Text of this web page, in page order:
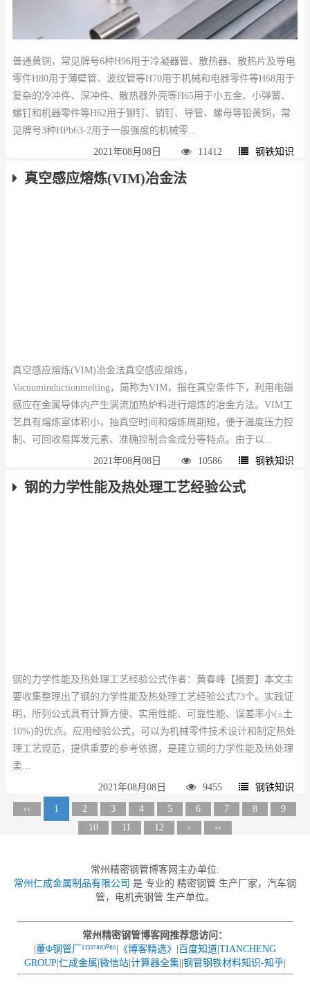
普通黄铜，常见牌号6种H96用于冷凝器管、散热器、散热片及导电
零件H80用于薄壁管、波纹管等H70用于机械和电器零件等H68用于
复杂的冷冲件、深冲件、散热器外壳等H65用于小五金、小弹簧、
螺钉和机器零件等H62用于铆钉、销钉、导管、螺母等铅黄铜，常
见牌号3种HPb63-2用于一般强度的机械零...
2021年08月08日 11412 钢铁知识
真空感应熔炼(VIM)冶金法
真空感应熔炼(VIM)冶金法真空感应熔炼，
Vacuuminductionmelting，简称为VIM，指在真空条件下，利用电磁
感应在金属导体内产生涡流加热炉料进行熔炼的冶金方法。VIM工
艺具有熔炼室体积小，抽真空时间和熔炼周期短，便于温度压力控
制、可回收易挥发元素、准确控制合金成分等特点。由于以...
2021年08月08日 10586 钢铁知识
钢的力学性能及热处理工艺经验公式
钢的力学性能及热处理工艺经验公式作者：黄春峰【摘要】本文主
要收集整理出了钢的力学性能及热处理工艺经验公式73个。实践证
明，所列公式具有计算方便、实用性能、可靠性能、误差率小(≤土
10%)的优点。应用经验公式，可以为机械零件技术设计和制定热处
理工艺规范，提供重要的参考依据，是建立钢的力学性能及热处理
柔...
2021年08月08日 9455 钢铁知识
‹‹ 1 2 3 4 5 6 7 8
9
10
11 12 › ››
常州精密钢管博客网主办单位:
常州仁成金属制品有限公司 是 专业的 精密钢管 生产厂家，汽车钢
管，电机壳钢管 生产单位。
常州精密钢管博客网推荐您访问：
|董Φ钢管厂¹³³³⁷⁸⁸³⁰⁸⁶| 《博客精选》 |百度知道|TIANCHENG
GROUP|仁成金属|微信站|计算器全集||钢管钢铁材料知识-知乎|